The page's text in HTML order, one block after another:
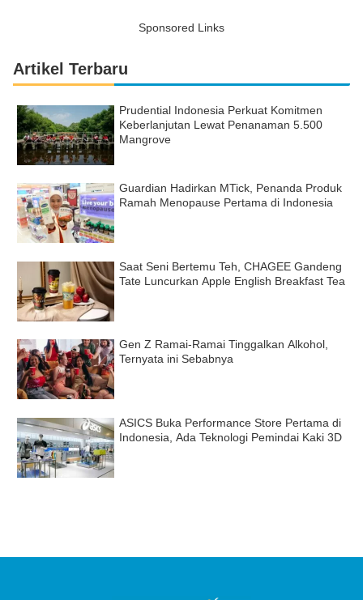
Sponsored Links
Artikel Terbaru
Prudential Indonesia Perkuat Komitmen
Keberlanjutan Lewat Penanaman 5.500
Mangrove
Guardian Hadirkan MTick, Penanda Produk
Ramah Menopause Pertama di Indonesia
Saat Seni Bertemu Teh, CHAGEE Gandeng
Tate Luncurkan Apple English Breakfast Tea
Gen Z Ramai-Ramai Tinggalkan Alkohol,
Ternyata ini Sebabnya
ASICS Buka Performance Store Pertama di
Indonesia, Ada Teknologi Pemindai Kaki 3D